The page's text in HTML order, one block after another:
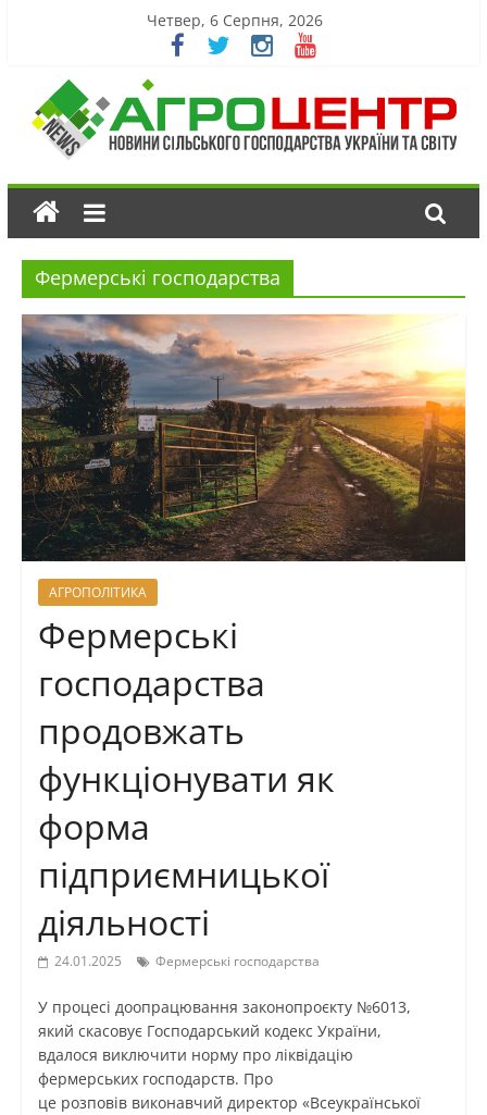
Четвер, 6 Серпня, 2026
Фермерські господарства
АГРОПОЛІТИКА
Фермерські
господарства
продовжать
функціонувати як
форма
підприємницької
діяльності
24.01.2025 Фермерські господарства
У процесі доопрацювання законопроєкту №6013,
який скасовує Господарський кодекс України,
вдалося виключити норму про ліквідацію
фермерських господарств. Про
це розповів виконавчий директор «Всеукраїнської